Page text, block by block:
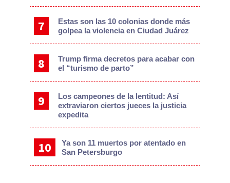
Estas son las 10 colonias donde más
golpea la violencia en Ciudad Juárez
Trump firma decretos para acabar con
el “turismo de parto”
Los campeones de la lentitud: Así
extraviaron ciertos jueces la justicia
expedita
Ya son 11 muertos por atentado en
San Petersburgo